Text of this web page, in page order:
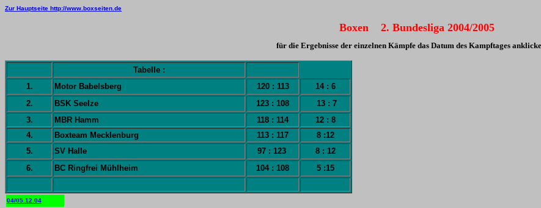
Zur Hauptseite http://www.boxseiten.de
Boxen 2. Bundesliga 2004/2005
für die Ergebnisse der einzelnen Kämpfe das Datum des Kampftages
Tabelle :
1.
Motor Babelsberg 120 : 113
14 : 6
2.
BSK Seelze 123 : 108
13 : 7
3.
MBR Hamm 118 : 114
12 : 8
4.
Boxteam Mecklenburg 113 : 117
8 :12
5.
SV Halle 97 : 123
8 : 12
6.
BC Ringfrei Mühlheim 104 : 108 5 :15
04/05.12.04